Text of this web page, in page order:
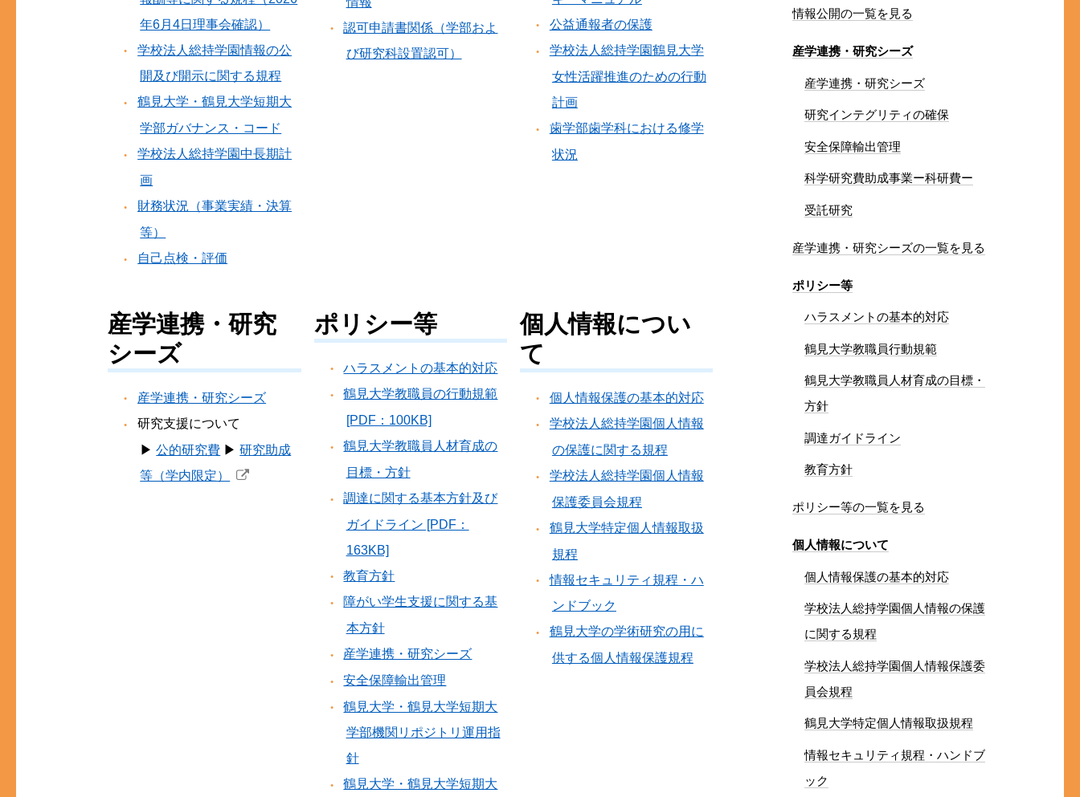
年6月4日理事会確認）
学校法人総持学園情報の公
開及び開示に関する規程
鶴見大学・鶴見大学短期大
学部ガバナンス・コード
学校法人総持学園中長期計
画
財務状況（事業実績・決算
等）
自己点検・評価
認可申請書関係（学部およ
び研究科設置認可）
公益通報者の保護
学校法人総持学園鶴見大学
女性活躍推進のための行動
計画
歯学部歯学科における修学
状況
産学連携・研究
シーズ
産学連携・研究シーズ
研究支援について
▶公的研究費 ▶研究助成
等（学内限定）
ポリシー等
ハラスメントの基本的対応
鶴見大学教職員の行動規範
[PDF：100KB]
鶴見大学教職員人材育成の
目標・方針
調達に関する基本方針及び
ガイドライン [PDF：
163KB]
教育方針
障がい学生支援に関する基
本方針
産学連携・研究シーズ
安全保障輸出管理
鶴見大学・鶴見大学短期大
学部機関リポジトリ運用指
針
鶴見大学・鶴見大学短期大
個人情報につい
て
個人情報保護の基本的対応
学校法人総持学園個人情報
の保護に関する規程
学校法人総持学園個人情報
保護委員会規程
鶴見大学特定個人情報取扱
規程
情報セキュリティ規程・ハ
ンドブック
鶴見大学の学術研究の用に
供する個人情報保護規程
情報公開の一覧を見る
産学連携・研究シーズ
産学連携・研究シーズ
研究インテグリティの確保
安全保障輸出管理
科学研究費助成事業ー科研費ー
受託研究
産学連携・研究シーズの一覧を見る
ポリシー等
ハラスメントの基本的対応
鶴見大学教職員行動規範
鶴見大学教職員人材育成の目標・
方針
調達ガイドライン
教育方針
ポリシー等の一覧を見る
個人情報について
個人情報保護の基本的対応
学校法人総持学園個人情報の保護
に関する規程
学校法人総持学園個人情報保護委
員会規程
鶴見大学特定個人情報取扱規程
情報セキュリティ規程・ハンドブ
ック